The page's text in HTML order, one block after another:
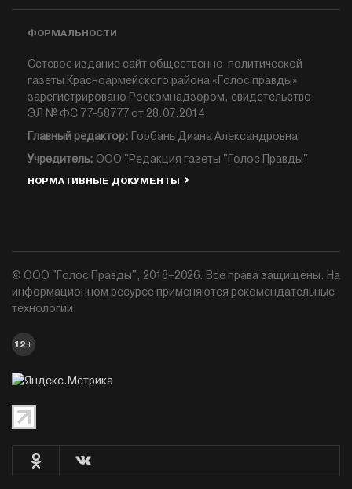
ФОРМАЛЬНОСТИ
Сетевое издание сайт общественно-политической
газеты Красноармейского района «Голос правды»
зарегистрировано Роскомнадзором, свидетельство
ЭЛ № ФС 77-58777 от 28.07.2014
Главный редактор: Горбань Диана Александровна
Учредитель: ООО "Редакция газеты "Голос Правды"
НОРМАТИВНЫЕ ДОКУМЕНТЫ
© ООО "Голос Правды", 2018–2026. Все права защищены. На
информационном ресурсе применяются рекомендательные
технологии.
12+